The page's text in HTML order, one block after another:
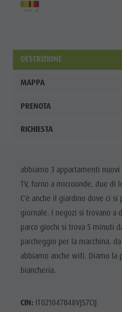
DESCRIZIONE
MAPPA
PRENOTA
RICHIESTA
abbiamo 3 appartamenti
TV, forno a microonde. due di
C'è anche il giardino dove ci
giornale. I negozi si trovano a
parco giochi si trova 5 minuti
parcheggio per la macchina.
abbiamo anche wifi. Diamo la
biancheria.
CIN:IT021047B48VJS7CIJ